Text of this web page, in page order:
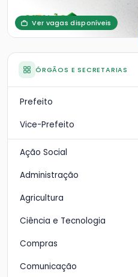
Ver vagas disponíveis
ÓRGÃOS E SECRETARIAS
Prefeito
Vice-Prefeito
Ação Social
Administração
Agricultura
Ciência e Tecnologia
Compras
Comunicação